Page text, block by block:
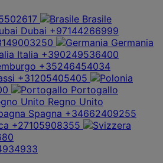
Brasile
Dubai +97144266999
Germania
Italia +390249536400
+35246454034
+31205405405
Portogallo
Regno Unito
Spagna +34662409255
+27105908355